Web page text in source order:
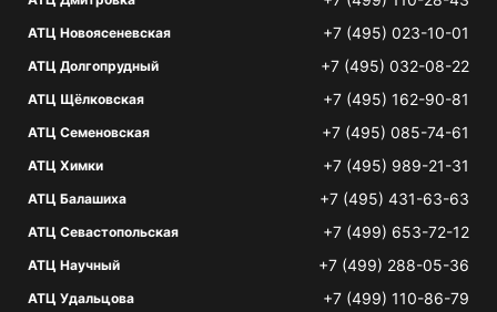
АТЦ Новоясеневская +7 (495) 023-10-01
АТЦ Долгопрудный +7 (495) 032-08-22
АТЦ Щёлковская +7 (495) 162-90-81
АТЦ Семеновская +7 (495) 085-74-61
АТЦ Химки +7 (495) 989-21-31
АТЦ Балашиха +7 (495) 431-63-63
АТЦ Севастопольская +7 (499) 653-72-12
АТЦ Научный +7 (499) 288-05-36
АТЦ Удальцова +7 (499) 110-86-79